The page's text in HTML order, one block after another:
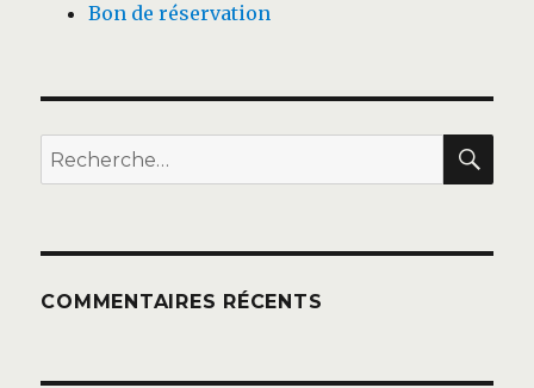
Bon de réservation
Recherche
pour :
COMMENTAIRES RÉCENTS